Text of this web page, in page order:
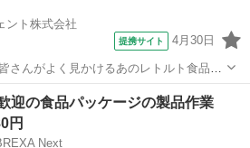
ント株式会社
提携サイト 4月30日
さんがよく見かけるあのレトルト食品や
場です！ 原材料は日本国内のみならず世
ュ...
事務
迎の食品パッケージの製品作業
円
Next